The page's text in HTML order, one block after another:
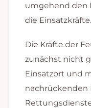
umgehend den
die Einsatzkräfte.
Die Kräfte der
zunächst nicht
Einsatzort und
nachrückenden